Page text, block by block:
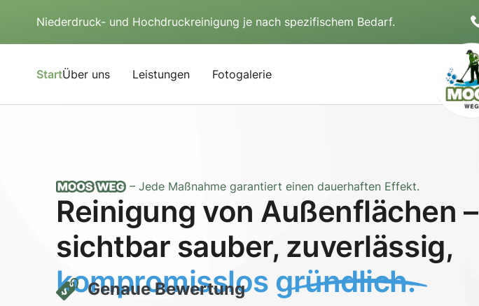
Niederdruck- und Hochdruckreinigung je nach spezifischem Bedarf.
StartÜber uns Leistungen Fotogalerie
– Jede Maßnahme garantiert einen dauerhaften Effekt.
Reinigung von Außenflächen –
sichtbar sauber, zuverlässig,
kompromisslos gründlich.
Genaue Bewertung